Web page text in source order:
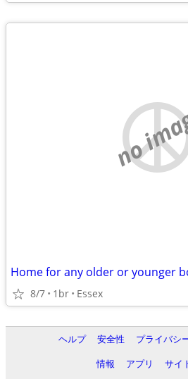
no
8/7 1br Essex
ヘルプ 安全性 プライバシ
情報
アプリ サイ